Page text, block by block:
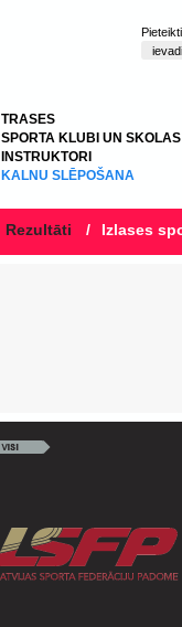
TRASES
SPORTA KLUBI UN SKOLAS
INSTRUKTORI
KALNU SLĒPOŠANA
Rezultāti / Izlases